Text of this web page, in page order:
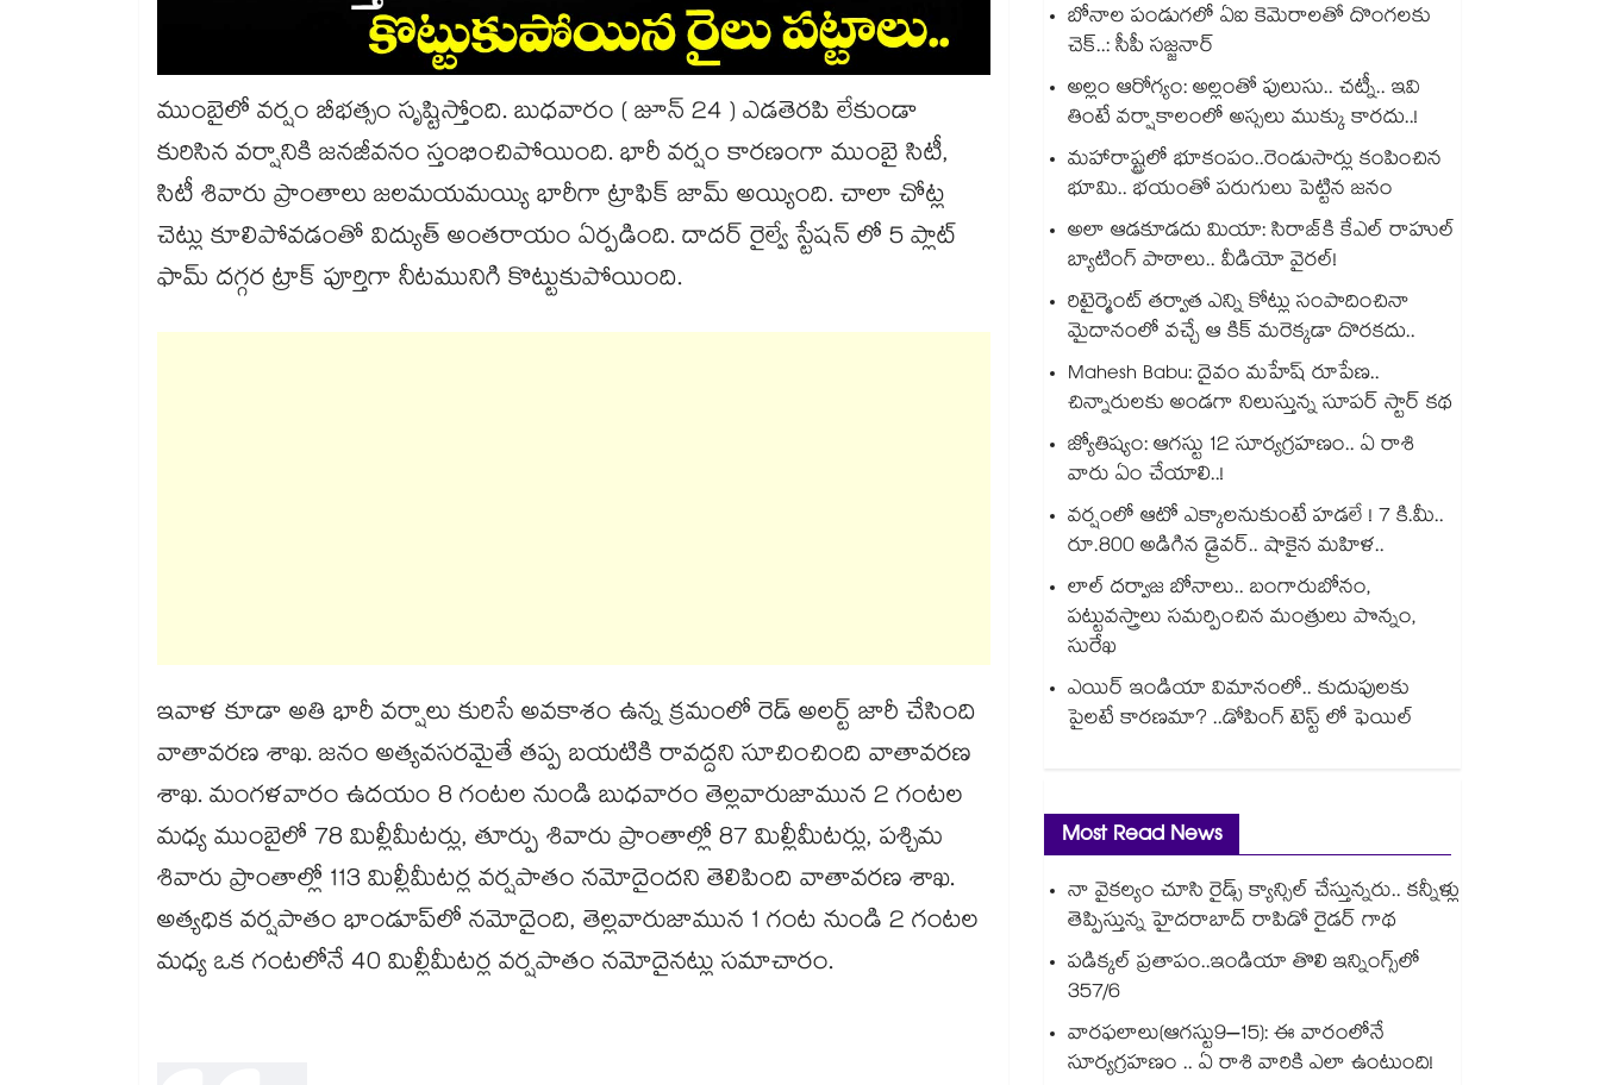
ముంబైలో వర్షం బీభత్సం సృష్టిస్తోంది. బుధవారం ( జూన్ 24 ) ఎడతెరపి లేకుండా
కురిసిన వర్షానికి జనజీవనం స్తంభించిపోయింది. భారీ వర్షం కారణంగా ముంబై సిటీ,
సిటీ శివారు ప్రాంతాలు జలమయమయ్యి భారీగా ట్రాఫిక్ జామ్ అయ్యింది. చాలా చోట్ల
చెట్లు కూలిపోవడంతో విద్యుత్ అంతరాయం ఏర్పడింది. దాదర్ రైల్వే స్టేషన్ లో 5 ప్లాట్
ఫామ్ దగ్గర ట్రాక్ పూర్తిగా నీటమునిగి కొట్టుకుపోయింది.
ఇవాళ కూడా అతి భారీ వర్షాలు కురిసే అవకాశం ఉన్న క్రమంలో రెడ్ అలర్ట్ జారీ చేసింది
వాతావరణ శాఖ. జనం అత్యవసరమైతే తప్ప బయటికి రావద్దని సూచించింది వాతావరణ
శాఖ. మంగళవారం ఉదయం 8 గంటల నుండి బుధవారం తెల్లవారుజామున 2 గంటల
మధ్య ముంబైలో 78 మిల్లీమీటర్లు, తూర్పు శివారు ప్రాంతాల్లో 87 మిల్లీమీటర్లు, పశ్చిమ
శివారు ప్రాంతాల్లో 113 మిల్లీమీటర్ల వర్షపాతం నమోదైందని తెలిపింది వాతావరణ శాఖ.
అత్యధిక వర్షపాతం భాండూప్‌లో నమోదైంది, తెల్లవారుజామున 1 గంట నుండి 2 గంటల
మధ్య ఒక గంటలోనే 40 మిల్లీమీటర్ల వర్షపాతం నమోదైనట్లు సమాచారం.
బోనాల పండుగలో ఏఐ కెమెరాలతో దొంగలకు
చెక్..: సీపీ సజ్జనార్
అల్లం ఆరోగ్యం: అల్లంతో పులుసు.. చట్నీ.. ఇవి
తింటే వర్షాకాలంలో అస్సలు ముక్కు కారదు..!
మహారాష్ట్రలో భూకంపం..రెండుసార్లు కంపించిన
భూమి.. భయంతో పరుగులు పెట్టిన జనం
అలా ఆడకూడదు మియా: సిరాజ్‌కి కేఎల్ రాహుల్
బ్యాటింగ్ పాఠాలు.. వీడియో వైరల్!
రిటైర్మెంట్ తర్వాత ఎన్ని కోట్లు సంపాదించినా
మైదానంలో వచ్చే ఆ కిక్ మరెక్కడా దొరకదు..
Mahesh Babu: దైవం మహేష్ రూపేణ..
చిన్నారులకు అండగా నిలుస్తున్న సూపర్ స్టార్ కథ
జ్యోతిష్యం: ఆగస్టు 12 సూర్యగ్రహణం.. ఏ రాశి
వారు ఏం చేయాలి..!
వర్షంలో ఆటో ఎక్కాలనుకుంటే హడలే ! 7 కి.మీ..
రూ.800 అడిగిన డ్రైవర్.. షాకైన మహిళ..
లాల్ దర్వాజ బోనాలు.. బంగారుబోనం,
పట్టువస్త్రాలు సమర్పించిన మంత్రులు పొన్నం,
సురేఖ
ఎయిర్ ఇండియా విమానంలో.. కుదుపులకు
పైలటే కారణమా? ..డోపింగ్ టెస్ట్ లో ఫెయిల్
Most Read News
నా వైకల్యం చూసి రైడ్స్ క్యాన్సిల్ చేస్తున్నరు.. కన్నీళ్లు
తెప్పిస్తున్న హైదరాబాద్ రాపిడో రైడర్ గాథ
పడిక్కల్‌‌ ప్రతాపం..ఇండియా తొలి ఇన్నింగ్స్‌‌లో
357/6
వారఫలాలు(ఆగస్టు9–15): ఈ వారంలోనే
సూర్యగ్రహణం .. ఏ రాశి వారికి ఎలా ఉంటుంది!